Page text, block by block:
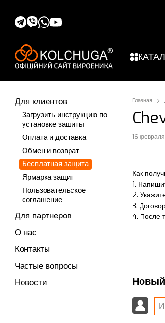
Главная
16
Как
1.
2.
3.
4. После
Для клиентов
Загрузить инструкцию по
установке защиты
Оплата и доставка
Обмен и возврат
Бесплатная защита
Ярмарка защит
Пользовательское
соглашение
Для партнеров
О нас
Контакты
Частые вопросы
Новости